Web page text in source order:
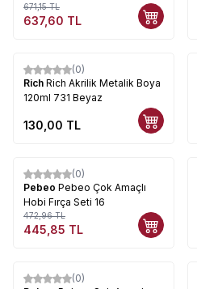
671,15TL
637,60 TL
(0)
Rich Rich Akrilik Metalik Boya
120ml 731 Beyaz
130,00 TL
%6
(0)
Pebeo Pebeo Çok Amaçlı
Hobi Fırça Seti 16
472,96TL
445,85 TL
%6
(0)